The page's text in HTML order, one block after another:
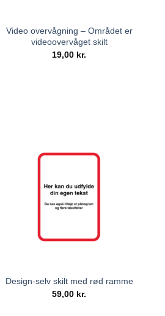
Video overvågning – Området er
videoovervåget skilt
19,00 kr.
Design-selv skilt med rød ramme
59,00 kr.